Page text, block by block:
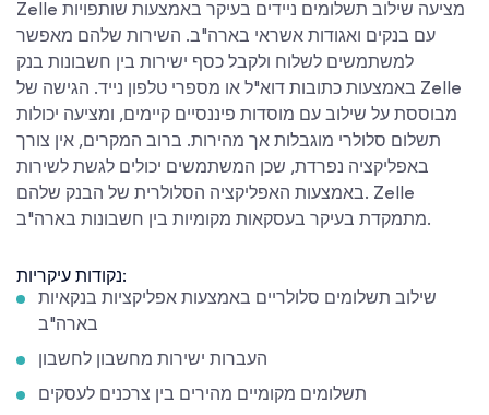
Zelle מציעה שילוב תשלומים ניידים בעיקר באמצעות שותפויות
עם בנקים ואגודות אשראי בארה"ב. השירות שלהם מאפשר
למשתמשים לשלוח ולקבל כסף ישירות בין חשבונות בנק
באמצעות כתובות דוא"ל או מספרי טלפון נייד. הגישה של Zelle
מבוססת על שילוב עם מוסדות פיננסיים קיימים, ומציעה יכולות
תשלום סלולרי מוגבלות אך מהירות. ברוב המקרים, אין צורך
באפליקציה נפרדת, שכן המשתמשים יכולים לגשת לשירות
באמצעות האפליקציה הסלולרית של הבנק שלהם. Zelle
מתמקדת בעיקר בעסקאות מקומיות בין חשבונות בארה"ב.
נקודות עיקריות:
שילוב תשלומים סלולריים באמצעות אפליקציות בנקאיות
בארה"ב
העברות ישירות מחשבון לחשבון
תשלומים מקומיים מהירים בין צרכנים לעסקים